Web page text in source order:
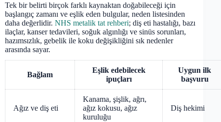
Tek bir belirti birçok farklı kaynaktan doğabileceği için
başlangıç zamanı ve eşlik eden bulgular, neden listesinden
daha değerlidir. NHS metalik tat rehberi; diş eti hastalığı, bazı
ilaçlar, kanser tedavileri, soğuk algınlığı ve sinüs sorunları,
hazımsızlık, gebelik ile koku değişikliğini sık nedenler
arasında sayar.
Bağlam
Eşlik edebilecek
ipuçları
Uygun ilk
başvuru
Ağız ve diş eti
Kanama, şişlik, ağrı,
ağız kokusu, ağız
kuruluğu
Diş hekimi